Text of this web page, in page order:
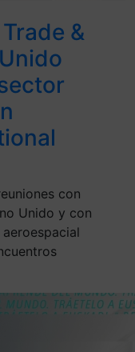
&
con
Unido y con